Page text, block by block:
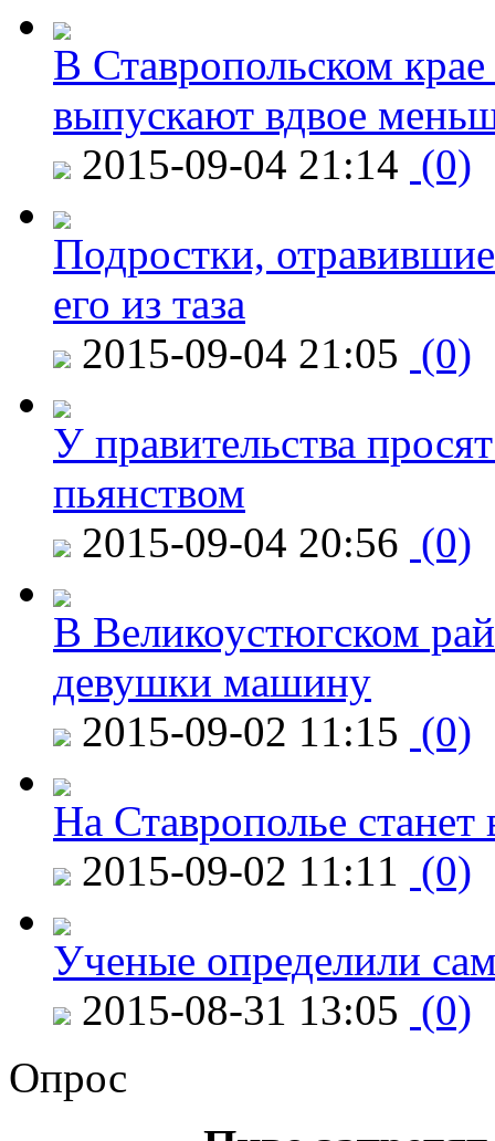
В Ставропольском
выпускают вдвое
2015-09-04 21:14 (0)
Подростки,
его из таза
2015-09-04 21:05 (0)
У правительства
пьянством
2015-09-04 20:56 (0)
В Великоустюгском
девушки машину
2015-09-02 11:15 (0)
На Ставрополье
2015-09-02 11:11 (0)
Ученые определили
2015-08-31 13:05 (0)
Опрос